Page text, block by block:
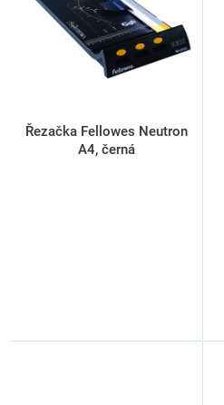
Řezačka Fellowes Neutron
A4, černá